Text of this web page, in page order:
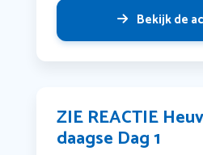
Bekijk de
ZIE REACTIE
daagse Dag 1